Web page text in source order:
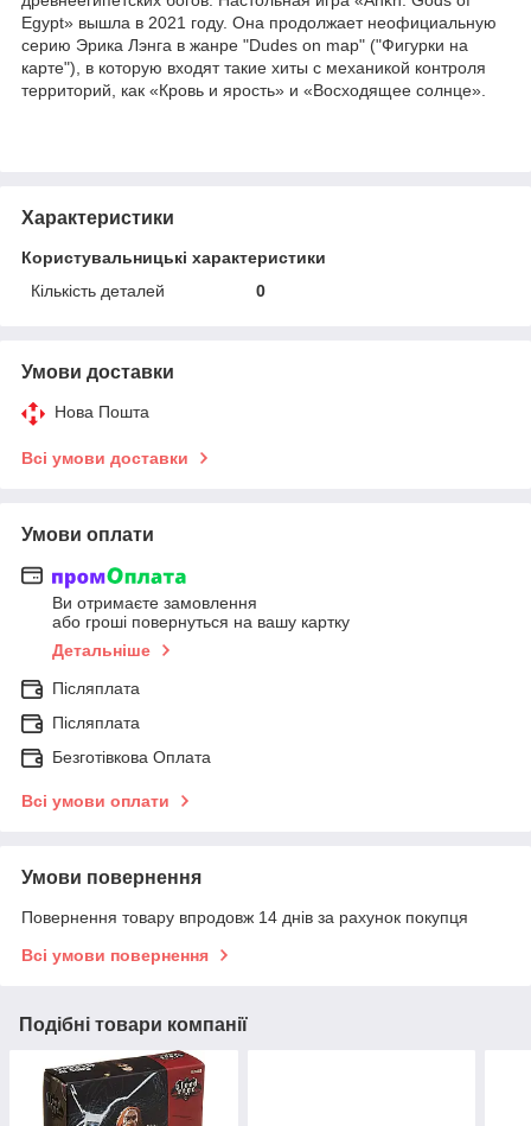
Egypt» вышла в 2021 году. Она продолжает неофициальную
серию Эрика Лэнга в жанре "Dudes on map" ("Фигурки на
карте"), в которую входят такие хиты с механикой контроля
территорий, как «Кровь и ярость» и «Восходящее солнце».
Характеристики
Користувальницькі характеристики
Кількість деталей
0
Умови доставки
Нова Пошта
Всі умови доставки
Умови оплати
Ви отримаєте замовлення
або гроші повернуться на вашу картку
Детальніше
Післяплата
Післяплата
Безготівкова Оплата
Всі умови оплати
Умови повернення
Повернення товару впродовж 14 днів за рахунок покупця
Всі умови повернення
Подібні товари компанії